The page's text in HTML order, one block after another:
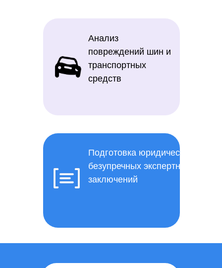
Подготовка юридически
безупречных экспертных
заключений
Анализ
повреждений шин и
транспортных
средств